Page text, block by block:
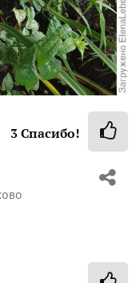
3Спасибо!